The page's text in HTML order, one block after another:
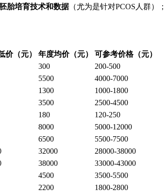
胎培育技术和数据（尤为是针对PCOS人群）；
价（元） 年度均价（元）
可参考价格（元）
300
200-500
5500
4000-7000
1300
1000-1800
3500
2500-4500
180
120-250
8000
5000-12000
6500
5500-7500
32000
28000-38000
38000
33000-43000
4500
3500-5500
2200
1800-2800